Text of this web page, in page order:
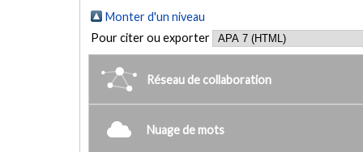
Monter d'un niveau
Pour citer ou exporter
Réseau de collaboration
Nuage de mots